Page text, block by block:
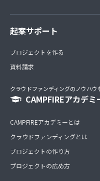
起案サポート
プロジェクトを作る
資料請求
クラウドファンディングのノウハウ
CAMPFIREアカデミ
CAMPFIREアカデミーとは
クラウドファンディングとは
プロジェクトの作り方
プロジェクトの広め方